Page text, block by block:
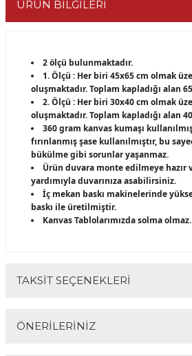
ÜRÜN BİLGİLERİ
2 ölçü bulunmaktadır.
1. Ölçü : Her biri 45x65 cm olmak
oluşmaktadır. Toplam kapladığı alan
2. Ölçü : Her biri 30x40 cm olmak
oluşmaktadır. Toplam kapladığı alan
360 gram kanvas kumaşı
fırınlanmış şase kullanılmıştır, bu
bükülme gibi sorunlar yaşanmaz.
Ürün duvara monte edilmeye hazır
yardımıyla duvarınıza asabilirsiniz.
İç mekan baskı makinelerinde
baskı ile üretilmiştir.
Kanvas Tablolarımızda solma olmaz.
TAKSİT SEÇENEKLERİ
ÖNERİLERİNİZ